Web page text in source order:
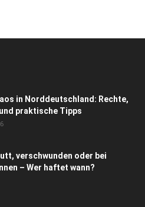
in Norddeutschland: Rechte,
praktische Tipps
verschwunden oder bei
– Wer haftet wann?